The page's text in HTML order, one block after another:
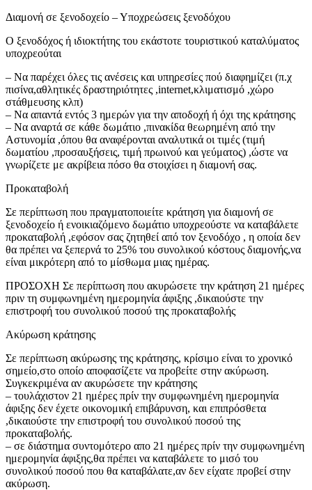
Διαμονή σε ξενοδοχείο – Υποχρεώσεις ξενοδόχου
Ο ξενοδόχος ή ιδιοκτήτης του εκάστοτε τουριστικού καταλύματος
υποχρεούται
– Να παρέχει όλες τις ανέσεις και υπηρεσίες πού διαφημίζει (π.χ
πισίνα,αθλητικές δραστηριότητες ,internet,κλιματισμό ,χώρο
στάθμευσης κλπ)
– Να απαντά εντός 3 ημερών για την αποδοχή ή όχι της κράτησης
– Να αναρτά σε κάθε δωμάτιο ,πινακίδα θεωρημένη από την
Αστυνομία ,όπου θα αναφέρονται αναλυτικά οι τιμές (τιμή
δωματίου ,προσαυξήσεις, τιμή πρωινού και γεύματος) ,ώστε να
γνωρίζετε με ακρίβεια πόσο θα στοιχίσει η διαμονή σας.
Προκαταβολή
Σε περίπτωση που πραγματοποιείτε κράτηση για διαμονή σε
ξενοδοχείο ή ενοικιαζόμενο δωμάτιο υποχρεούστε να καταβάλετε
προκαταβολή ,εφόσον σας ζητηθεί από τον ξενοδόχο , η οποία δεν
θα πρέπει να ξεπερνά το 25% του συνολικού κόστους διαμονής,να
είναι μικρότερη από το μίσθωμα μιας ημέρας.
ΠΡΟΣΟΧΗ Σε περίπτωση που ακυρώσετε την κράτηση 21 ημέρες
πριν τη συμφωνημένη ημερομηνία άφιξης ,δικαιούστε την
επιστροφή του συνολικού ποσού της προκαταβολής
Ακύρωση κράτησης
Σε περίπτωση ακύρωσης της κράτησης, κρίσιμο είναι το χρονικό
σημείο,στο οποίο αποφασίζετε να προβείτε στην ακύρωση.
Συγκεκριμένα αν ακυρώσετε την κράτησης
– τουλάχιστον 21 ημέρες πρίν την συμφωνημένη ημερομηνία
άφιξης δεν έχετε οικονομική επιβάρυνση, και επιπρόσθετα
,δικαιούστε την επιστροφή του συνολικού ποσού της
προκαταβολής.
– σε διάστημα συντομότερο απο 21 ημέρες πρίν την συμφωνημένη
ημερομηνία άφιξης,θα πρέπει να καταβάλετε το μισό του
συνολικού ποσού που θα καταβάλατε,αν δεν είχατε προβεί στην
ακύρωση.